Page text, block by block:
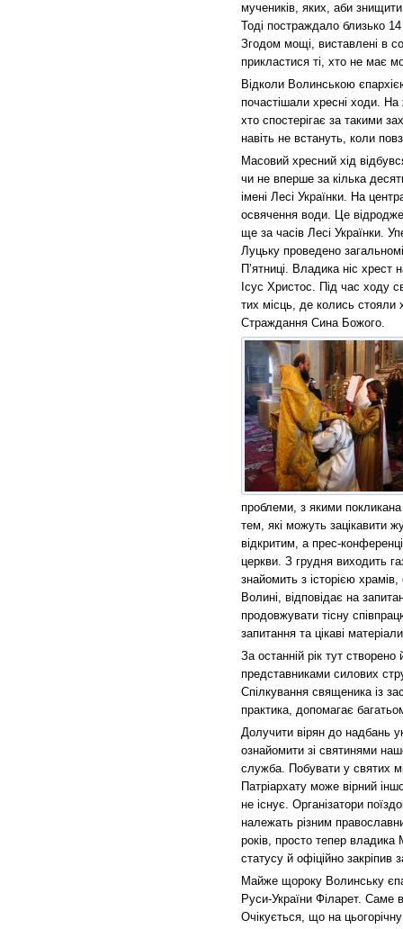
мучеників, яких, аби
Тоді постраждало близько 14
Згодом мощі, виставлені в
прикластися ті, хто не має
Відколи Волинською
почастішали хресні ходи.
хто спостерігає за такими
навіть не встануть, коли
Масовий хресний хід
чи не вперше за кілька
імені Лесі Українки. На
освячення води. Це
ще за часів Лесі Українки.
Луцьку проведено
П’ятниці. Владика ніс хрест
Ісус Христос. Під час ходу
тих місць, де колись стояли
Страждання Сина Божого.
проблеми, з якими
тем, які можуть зацікавити
відкритим, а прес-
церкви. З грудня виходить
знайомить з історією
Волині, відповідає на
продовжувати тісну
запитання та цікаві
За останній рік тут
представниками силових
Спілкування священика із
практика, допомагає
Долучити вірян до надбань
ознайомити зі святинями
служба. Побувати у святих
Патріархату може вірний
не існує. Організатори
належать різним
років, просто тепер
статусу й офіційно
Майже щороку Волинську
Руси-України Філарет. Саме
Очікується, що на